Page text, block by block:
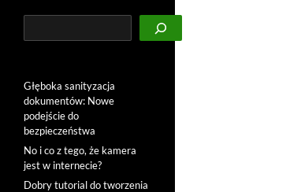
Głęboka sanityzacja
dokumentów: Nowe
podejście do
bezpieczeństwa
No i co z tego, że kamera
jest w internecie?
Dobry tutorial do tworzenia